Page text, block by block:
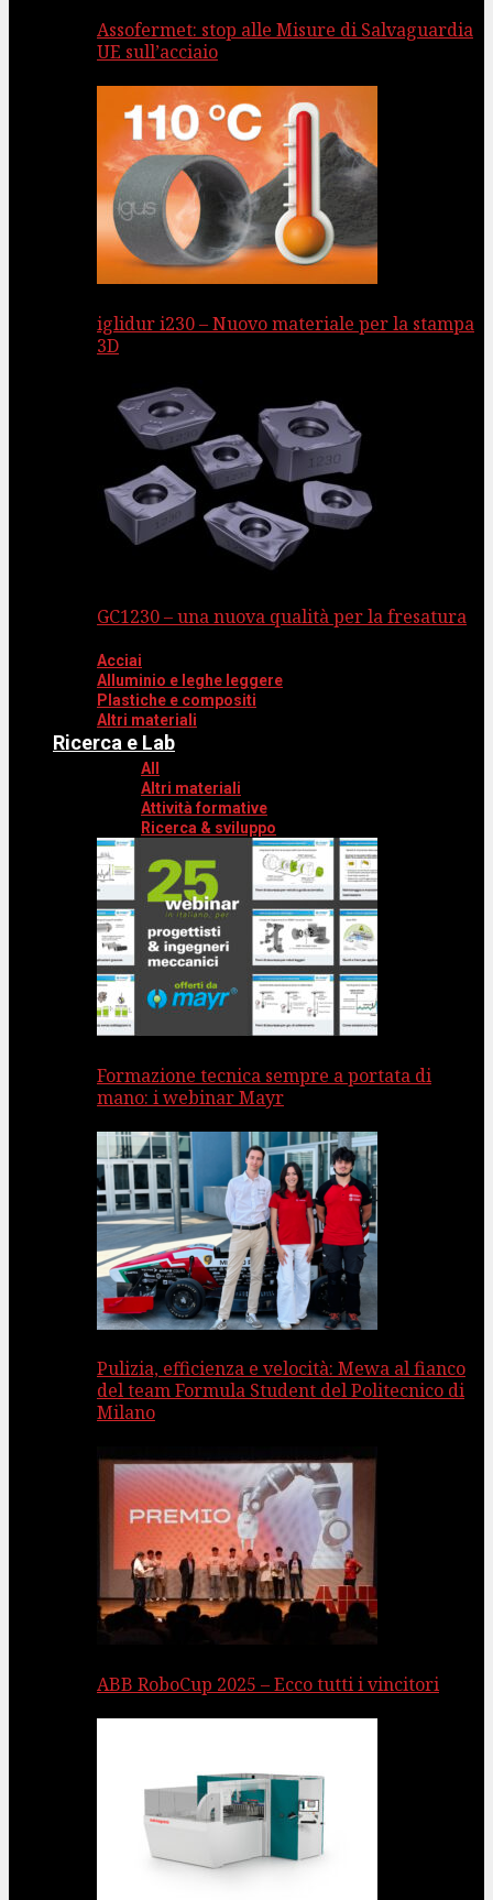
Assofermet: stop alle Misure di Salvaguardia
UE sull’acciaio
iglidur i230 – Nuovo materiale per la stampa
3D
GC1230 – una nuova qualità per la fresatura
Acciai
Alluminio e leghe leggere
Plastiche e compositi
Altri materiali
Ricerca e Lab
All
Altri materiali
Attività formative
Ricerca & sviluppo
Formazione tecnica sempre a portata di
mano: i webinar Mayr
Pulizia, efficienza e velocità: Mewa al fianco
del team Formula Student del Politecnico di
Milano
ABB RoboCup 2025 – Ecco tutti i vincitori